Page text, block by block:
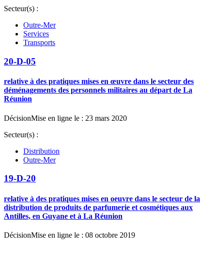
Secteur(s) :
Outre-Mer
Services
Transports
20-D-05
relative à des pratiques mises en œuvre dans le secteur des
déménagements des personnels militaires au départ de La
Réunion
DécisionMise en ligne le : 23 mars 2020
Secteur(s) :
Distribution
Outre-Mer
19-D-20
relative à des pratiques mises en oeuvre dans le secteur de la
distribution de produits de parfumerie et cosmétiques aux
Antilles, en Guyane et à La Réunion
DécisionMise en ligne le : 08 octobre 2019